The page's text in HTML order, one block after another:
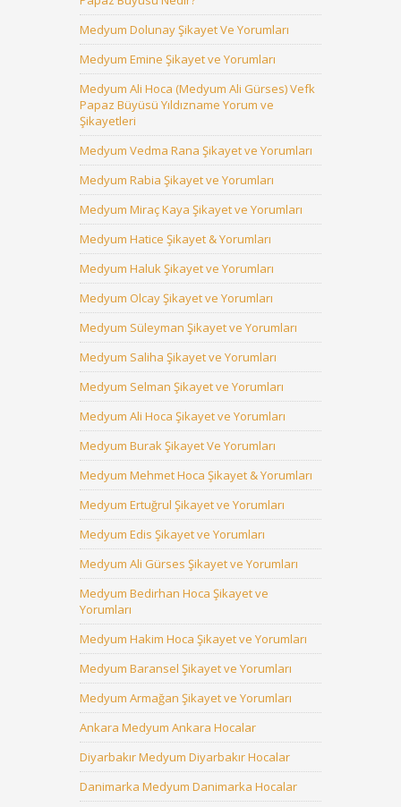
Medyum Dolunay Şikayet Ve Yorumları
Medyum Emine Şikayet ve Yorumları
Medyum Ali Hoca (Medyum Ali Gürses) Vefk
Papaz Büyüsü Yıldızname Yorum ve
Şikayetleri
Medyum Vedma Rana Şikayet ve Yorumları
Medyum Rabia Şikayet ve Yorumları
Medyum Miraç Kaya Şikayet ve Yorumları
Medyum Hatice Şikayet & Yorumları
Medyum Haluk Şikayet ve Yorumları
Medyum Olcay Şikayet ve Yorumları
Medyum Süleyman Şikayet ve Yorumları
Medyum Saliha Şikayet ve Yorumları
Medyum Selman Şikayet ve Yorumları
Medyum Ali Hoca Şikayet ve Yorumları
Medyum Burak Şikayet Ve Yorumları
Medyum Mehmet Hoca Şikayet & Yorumları
Medyum Ertuğrul Şikayet ve Yorumları
Medyum Edis Şikayet ve Yorumları
Medyum Ali Gürses Şikayet ve Yorumları
Medyum Bedirhan Hoca Şikayet ve
Yorumları
Medyum Hakim Hoca Şikayet ve Yorumları
Medyum Baransel Şikayet ve Yorumları
Medyum Armağan Şikayet ve Yorumları
Ankara Medyum Ankara Hocalar
Diyarbakır Medyum Diyarbakır Hocalar
Danimarka Medyum Danimarka Hocalar